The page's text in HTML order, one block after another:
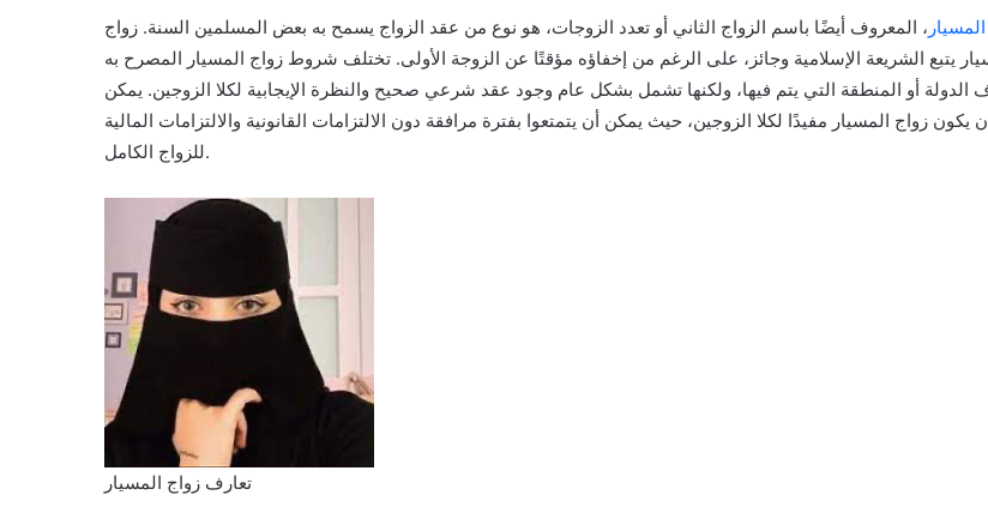
المسيار ، المعروف أيضًا باسم الزواج الثاني أو تعدد الزوجات، هو نوع من عقد الزواج يسمح به بعض المسلمين السنة. زواج
يتبع الشريعة الإسلامية وجائز، على الرغم من إخفاؤه مؤقتًا عن الزوجة الأولى. تختلف شروط زواج المسيار المصرح به
الدولة أو المنطقة التي يتم فيها، ولكنها تشمل بشكل عام وجود عقد شرعي صحيح والنظرة الإيجابية لكلا الزوجين. يمكن
يكون زواج المسيار مفيدًا لكلا الزوجين، حيث يمكن أن يتمتعوا بفترة مرافقة دون الالتزامات القانونية والالتزامات المالية
للزواج الكامل.
تعارف زواج المسيار